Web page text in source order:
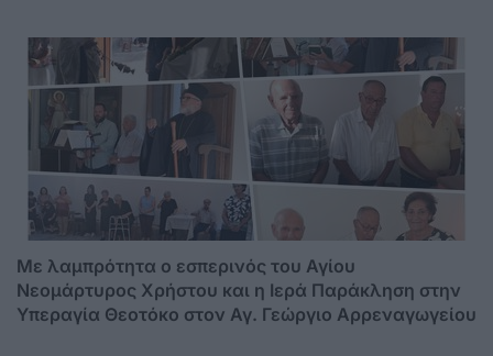
Mε λαμπρότητα ο εσπερινός του Αγίου
Νεομάρτυρος Χρήστου και η Ιερά Παράκληση στην
Υπεραγία Θεοτόκο στον Αγ. Γεώργιο Αρρεναγωγείου